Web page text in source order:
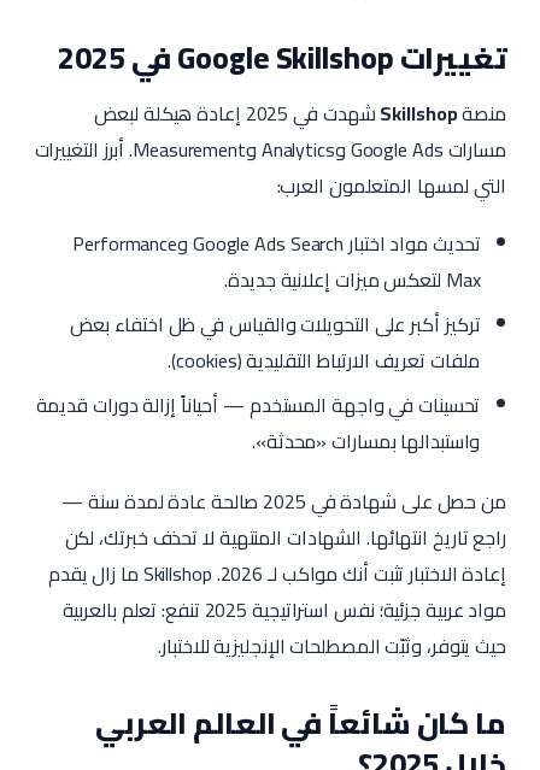
تغييرات Google Skillshop في 2025
منصةSkillshop
شهدت في 2025 إعادة هيكلة لبعض
مسارات Google Ads وAnalytics وMeasurement. أبرز التغييرات
التي لمسها المتعلمون العرب:
تحديث مواد اختبار Google Ads Search وPerformance
Max لتعكس ميزات إعلانية جديدة.
تركيز أكبر على التحويلات والقياس في ظل اختفاء بعض
ملفات تعريف الارتباط التقليدية (cookies).
تحسينات في واجهة المستخدم — أحياناً إزالة دورات قديمة
واستبدالها بمسارات «محدثة».
من حصل على شهادة في 2025 صالحة عادة لمدة سنة —
راجع تاريخ انتهائها. الشهادات المنتهية لا تحذف خبرتك، لكن
إعادة الاختبار تثبت أنك مواكب لـ 2026. Skillshop ما زال يقدم
مواد عربية جزئية؛ نفس استراتيجية 2025 تنفع: تعلم بالعربية
حيث يتوفر، وثبّت المصطلحات الإنجليزية للاختبار.
ما كان شائعاً في العالم العربي